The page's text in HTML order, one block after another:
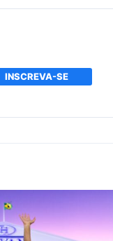
INSCREVA-SE